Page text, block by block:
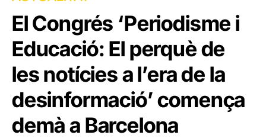
El Congrés ‘Periodisme i
Educació: El perquè de
les notícies a l’era de la
desinformació’ comença
demà a Barcelona